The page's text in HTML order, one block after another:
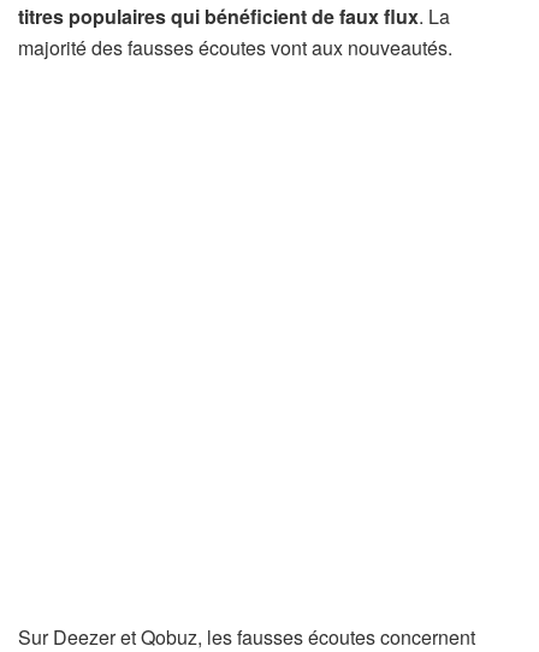
titres populaires qui bénéficient de faux flux. La
majorité des fausses écoutes vont aux nouveautés.
Sur Deezer et Qobuz, les fausses écoutes concernent